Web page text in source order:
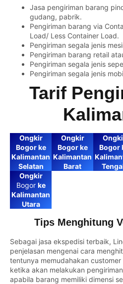
Jasa pengiriman barang
gudang, pabrik.
Pengiriman barang via
Load/ Less Container Load.
Pengiriman segala jenis
Pengiriman barang retail
Pengiriman segala jenis
Pengiriman segala jenis
Tarif
Ongkir
Bogor ke
Kalimantan
Selatan
Ongkir
Bogor ke
Kalimantan
Barat
Bogor
Ongkir
Bogor ke
Kalimantan
Utara
Tips Menghitung
Sebagai jasa ekspedisi terbaik,
penjelasan mengenai cara
tentunya memudahakan
ketika akan melakukan
apabila barang memiliki dimensi